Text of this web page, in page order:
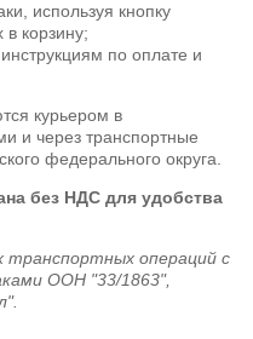
используя кнопку
корзину;
по оплате и
курьером в
и через транспортные
федерального округа.
без НДС для удобства
транспортных операций с
ООН "33/1863",